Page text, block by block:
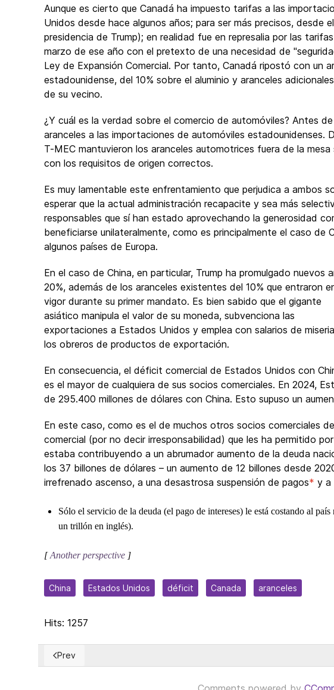
Aunque es cierto que Canadá ha impuesto tarifas a las
Unidos desde hace algunos años; para ser más precisos, desde
presidencia de Trump); en realidad fue en represalia por las
marzo de ese año con el pretexto de una necesidad de
Ley de Expansión Comercial. Por tanto, Canadá ripostó con un
estadounidense, del 10% sobre el aluminio y aranceles
de su vecino.
¿Y cuál es la verdad sobre el comercio de automóviles? Antes
aranceles a las importaciones de automóviles estadounidenses.
T-MEC mantuvieron los aranceles automotrices fuera de la
con los requisitos de origen correctos.
Es muy lamentable este enfrentamiento que perjudica a ambos
esperar que la actual administración recapacite y sea más
responsables que sí han estado aprovechando la generosidad
beneficiarse unilateralmente, como es principalmente el caso de
algunos países de Europa.
En el caso de China, en particular, Trump ha promulgado nuevos
20%, además de los aranceles existentes del 10% que entraron
vigor durante su primer mandato. Es bien sabido que el gigante
asiático manipula el valor de su moneda, subvenciona las
exportaciones a Estados Unidos y emplea con salarios de
los obreros de productos de exportación.
En consecuencia, el déficit comercial de Estados Unidos con
es el mayor de cualquiera de sus socios comerciales. En 2024,
de 295.400 millones de dólares con China. Esto supuso un
En este caso, como es el de muchos otros socios comerciales
comercial (por no decir irresponsabilidad) que les ha permitido
estaba contribuyendo a un abrumador aumento de la deuda
los 37 billones de dólares – un aumento de 12 billones desde
irrefrenado ascenso, a una desastrosa suspensión de pagos* y a
Sólo el servicio de la deuda (el pago de intereses) le está costando al
un trillón en inglés).
[Another perspective ]
China Estados Unidos déficit Canada aranceles
Hits: 1257
Previous article: Pánico transitorio en las bolsas de valores
Prev